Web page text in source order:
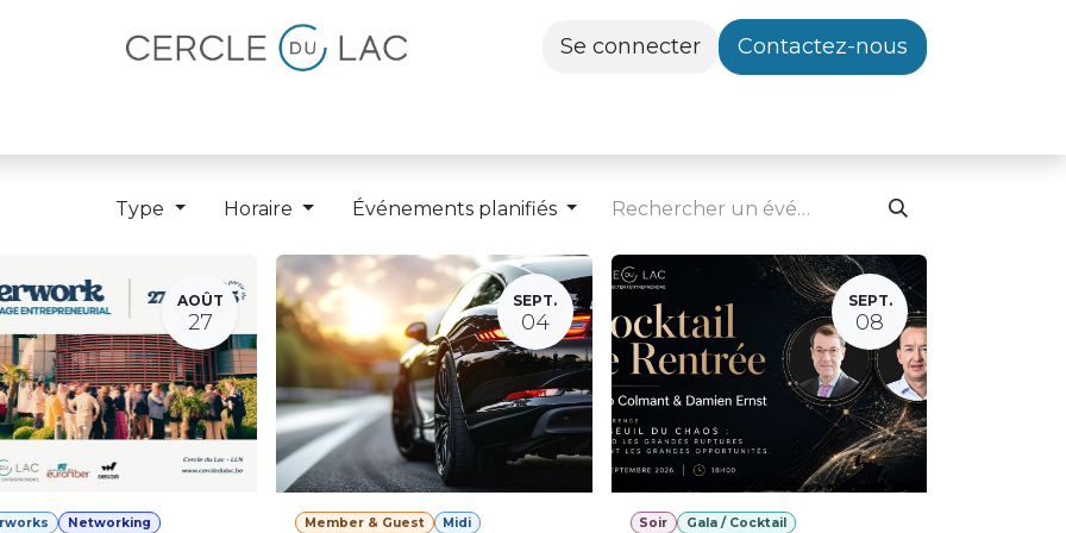
Se connecter Contactez-nous
Type Horaire Événements planifiés
AOÛT
27
Networking
SEPT.
04
Member & Guest
Midi
SEPT.
08
Soir Gala / Cocktail